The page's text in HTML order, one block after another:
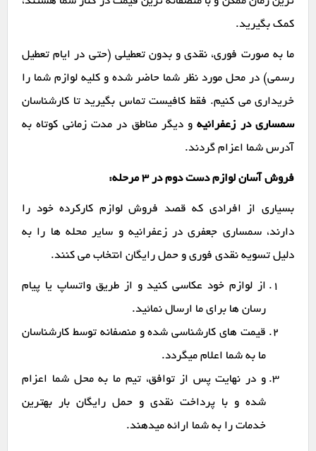
کمک بگیرید.
ما به صورت فوری، نقدی و بدون تعطیلی (حتی در ایام تعطیل
رسمی) در محل مورد نظر شما حاضر شده و کلیه لوازم شما را
خریداری می کنیم. فقط کافیست تماس بگیرید تا کارشناسان
سمساری در زعفرانیهو دیگر مناطق در مدت زمانی کوتاه به
آدرس شما اعزام گردند.
فروش آسان لوازم دست دوم در ۳ مرحله:
بسیاری از افرادی که قصد فروش لوازم کارکرده خود را
دارند، سمساری جعفری در زعفرانیه و سایر محله ها را به
دلیل تسویه نقدی فوری و حمل رایگان انتخاب می کنند.
از لوازم خود عکاسی کنید و از طریق واتساپ یا پیام
رسان ها برای ما ارسال نمائید.
قیمت های کارشناسی شده و منصفانه توسط کارشناسان
ما به شما اعلام میگردد.
و در نهایت پس از توافق، تیم ما به محل شما اعزام
شده و با پرداخت نقدی و حمل رایگان بار بهترین
خدمات را به شما ارائه میدهند.